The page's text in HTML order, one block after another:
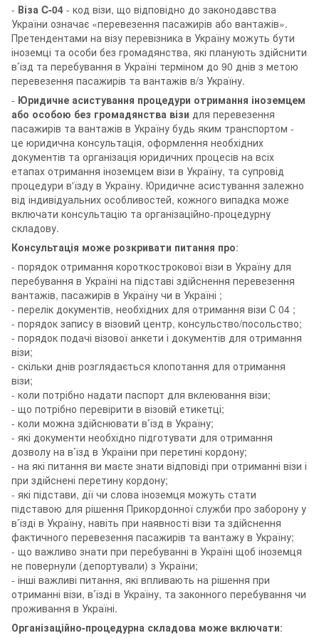
- Віза C-04 - код візи, що відповідно до законодавства
України означає «перевезення пасажирів або вантажів».
Претендентами на візу перевізника в Україну можуть бути
іноземці та особи без громадянства, які планують здійснити
в’їзд та перебування в Україні терміном до 90 днів з метою
перевезення пасажирів та вантажів в/з Україну.
- Юридичне асистування процедури отримання іноземцем
або особою без громадянства візи для перевезення
пасажирів та вантажів в Україну будь яким транспортом -
це юридична консультація, оформлення необхідних
документів та організація юридичних процесів на всіх
етапах отримання іноземцем візи в Україну, та супровід
процедури в'їзду в Україну. Юридичне асистування залежно
від індивідуальних особливостей, кожного випадка може
включати консультацію та організаційно-процедурну
складову.
Консультація може розкривати питання про:
- порядок отримання короткострокової візи в Україну для
перебування в Україні на підставі здійснення перевезення
вантажів, пасажирів в Україну чи в Україні ;
- перелік документів, необхідних для отримання візи С 04 ;
- порядок запису в візовий центр, консульство/посольство;
- порядок подачі візової анкети і документів для отримання
візи;
- скільки днів розглядається клопотання для отримання
візи;
- коли потрібно надати паспорт для вклеювання візи;
- що потрібно перевірити в візовій етикетці;
- коли можна здійснювати в’їзд в Україну;
- які документи необхідно підготувати для отримання
дозволу на в’їзд в України при перетині кордону;
- на які питання ви маєте знати відповіді при отриманні візи і
при здійснені перетину кордону;
- які підстави, дії чи слова іноземця можуть стати
підставою для рішення Прикордонної служби про заборону у
в’їзді в Україну, навіть при наявності візи та здійснення
фактичного перевезення пасажирів та вантажу в Україну;
- що важливо знати при перебуванні в Україні щоб іноземця
не повернули (депортували) з України;
- інші важливі питання, які впливають на рішення при
отриманні візи, в’їзді в Україну, та законного перебування чи
проживання в Україні.
Організаційно-процедурна складова може включати: